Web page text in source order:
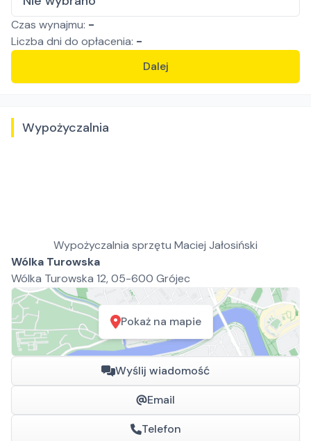
Czas wynajmu: -
Liczba dni do opłacenia: -
Dalej
Wypożyczalnia
Wypożyczalnia sprzętu Maciej Jałosiński
Wólka Turowska
Wólka Turowska 12, 05-600 Grójec
Pokaż na mapie
Wyślij wiadomość
Email
Telefon